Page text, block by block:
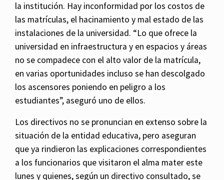
la institución. Hay inconformidad por los costos de
las matrículas, el hacinamiento y mal estado de las
instalaciones de la universidad. “Lo que ofrece la
universidad en infraestructura y en espacios y áreas
no se compadece con el alto valor de la matrícula,
en varias oportunidades incluso se han descolgado
los ascensores poniendo en peligro a los
estudiantes”, aseguró uno de ellos.
Los directivos no se pronuncian en extenso sobre la
situación de la entidad educativa, pero aseguran
que ya rindieron las explicaciones correspondientes
a los funcionarios que visitaron el alma mater este
lunes y quienes, según un directivo consultado, se